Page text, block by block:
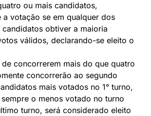
ou mais candidatos,
a votação se em qualquer dos
obtiver a maioria
válidos, declarando-se eleito o
concorrerem mais do que quatro
concorrerão ao segundo
mais votados no 1° turno,
o menos votado no turno
turno, será considerado eleito